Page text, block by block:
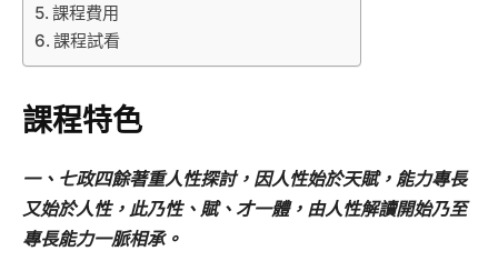
課程費用
課程試看
課程特色
一、七政四餘著重人性探討，因人性始於天賦，能力專長
又始於人性，此乃性、賦、才一體，由人性解讀開始乃至
專長能力一脈相承。